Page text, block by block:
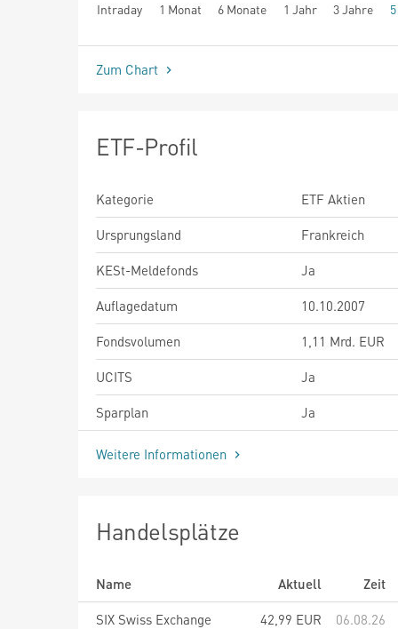
Intraday 1 Monat 6 Monate 1 Jahr 3 Jahre
seit Beginn
Zum Chart
ETF-Profil
Kategorie
ETF Aktien
Ursprungsland
Frankreich
KESt-Meldefonds
Ja
Auflagedatum
10.10.2007
Fondsvolumen
1,11 Mrd. EUR
UCITS
Ja
Sparplan
Ja
Weitere Informationen
Handelsplätze
Name Aktuell
Zeit
SIX Swiss Exchange
42,99 EUR
06.08.26